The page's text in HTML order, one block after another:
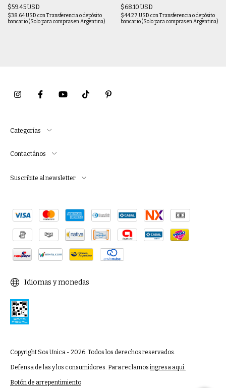
$59.45 USD
$38.64 USD conTransferencia o depósito
bancario (Solo para compras en Argentina)
$68.10 USD
$44.27 USD conTransferencia o depósito
bancario (Solo para compras en Argentina)
Categorías
Contactános
Suscribite al newsletter
Idiomas y monedas
Copyright Sos Unica - 2026. Todos los derechos reservados.
Defensa de las y los consumidores. Para reclamos ingresa aquí.
Botón de arrepentimiento